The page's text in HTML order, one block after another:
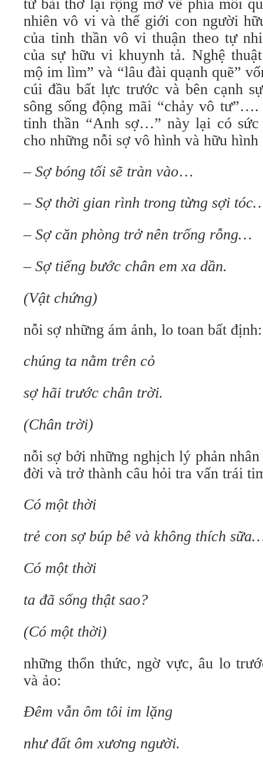
tứ bài thơ lại rộng mở về phía mối
nhiên vô vi và thế giới con người
của tinh thần vô vi thuận theo tự
của sự hữu vi khuynh tả. Nghệ
mộ im lìm” và “lâu đài quạnh quẽ”
cúi đầu bất lực trước và bên cạnh
sông sống động mãi “chảy vô
tinh thần “Anh sợ…” này lại có sức
cho những nỗi sợ vô hình và hữu
– Sợ bóng tối sẽ tràn vào…
– Sợ thời gian rình trong từng sợi
– Sợ căn phòng trở nên trống rỗng…
– Sợ tiếng bước chân em xa dần.
(Vật chứng)
nỗi sợ những ám ảnh, lo toan bất định:
chúng ta nằm trên cỏ
sợ hãi trước chân trời.
(Chân trời)
nỗi sợ bởi những nghịch lý phản
đời và trở thành câu hỏi tra vấn trái
Có một thời
trẻ con sợ búp bê và không thích
Có một thời
ta đã sống thật sao?
(Có một thời)
những thổn thức, ngờ vực, âu lo
và ảo:
Đêm vẫn ôm tôi im lặng
như đất ôm xương người.